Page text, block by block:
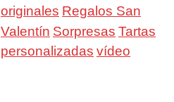
originales Regalos San
Valentín Sorpresas Tartas
personalizadas vídeo